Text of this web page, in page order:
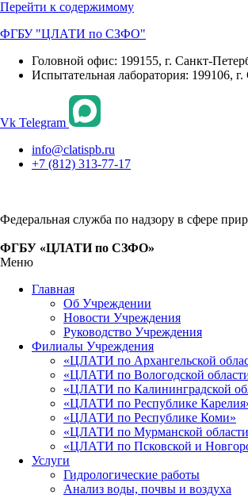
Перейти к содержимому
ФГБУ "ЦЛАТИ по СЗФО"
Головной офис: 199155, г. Санкт-
Испытательная лаборатория: 199106,
Vk Telegram
info@clatispb.ru
+7 (812) 313-77-17
Федеральная служба по надзору в сфере
ФГБУ «ЦЛАТИ по СЗФО»
Меню
Главная
Об Учреждении
Новости Учреждения
Руководство Учреждения
Филиалы Учреждения
«ЦЛАТИ по Архангельской
«ЦЛАТИ по Вологодской
«ЦЛАТИ по Калининградской
«ЦЛАТИ по Республике
«ЦЛАТИ по Республике Коми»
«ЦЛАТИ по Мурманской
«ЦЛАТИ по Псковской и
Услуги
Гидрологические работы
Анализ воды, почвы и воздуха